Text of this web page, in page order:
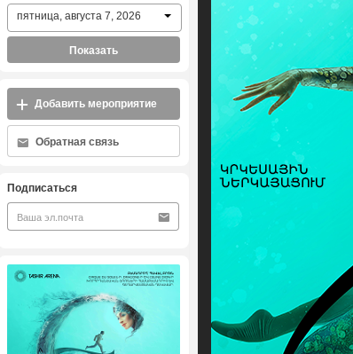
пятница, августа 7, 2026
Показать
Добавить мероприятие
Обратная связь
Подписаться